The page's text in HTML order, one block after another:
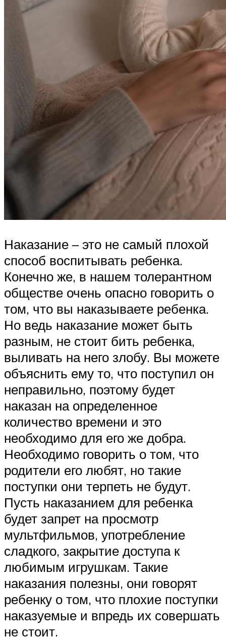
Наказание – это не самый плохой
способ воспитывать ребенка.
Конечно же, в нашем толерантном
обществе очень опасно говорить о
том, что вы наказываете ребенка.
Но ведь наказание может быть
разным, не стоит бить ребенка,
выливать на него злобу. Вы можете
объяснить ему то, что поступил он
неправильно, поэтому будет
наказан на определенное
количество времени и это
необходимо для его же добра.
Необходимо говорить о том, что
родители его любят, но такие
поступки они терпеть не будут.
Пусть наказанием для ребенка
будет запрет на просмотр
мультфильмов, употребление
сладкого, закрытие доступа к
любимым игрушкам. Такие
наказания полезны, они говорят
ребенку о том, что плохие поступки
наказуемые и впредь их совершать
не стоит.